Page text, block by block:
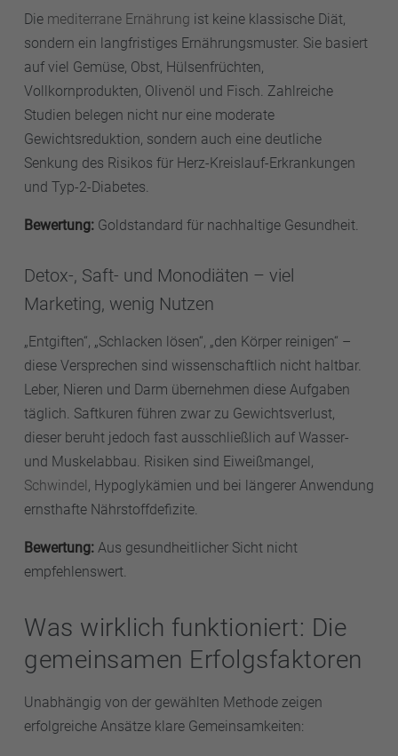
Die mediterrane Ernährung ist keine klassische Diät,
sondern ein langfristiges Ernährungsmuster. Sie basiert
auf viel Gemüse, Obst, Hülsenfrüchten,
Vollkornprodukten, Olivenöl und Fisch. Zahlreiche
Studien belegen nicht nur eine moderate
Gewichtsreduktion, sondern auch eine deutliche
Senkung des Risikos für Herz-Kreislauf-Erkrankungen
und Typ-2-Diabetes.
Bewertung: Goldstandard für nachhaltige Gesundheit.
Detox-, Saft- und Monodiäten – viel
Marketing, wenig Nutzen
„Entgiften“, „Schlacken lösen“, „den Körper reinigen“ –
diese Versprechen sind wissenschaftlich nicht haltbar.
Leber, Nieren und Darm übernehmen diese Aufgaben
täglich. Saftkuren führen zwar zu Gewichtsverlust,
dieser beruht jedoch fast ausschließlich auf Wasser-
und Muskelabbau. Risiken sind Eiweißmangel,
Schwindel, Hypoglykämien und bei längerer Anwendung
ernsthafte Nährstoffdefizite.
Bewertung: Aus gesundheitlicher Sicht nicht
empfehlenswert.
Was wirklich funktioniert: Die
gemeinsamen Erfolgsfaktoren
Unabhängig von der gewählten Methode zeigen
erfolgreiche Ansätze klare Gemeinsamkeiten: